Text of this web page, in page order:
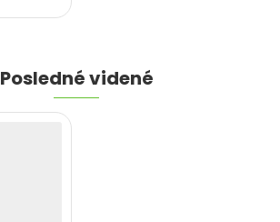
Posledné videné